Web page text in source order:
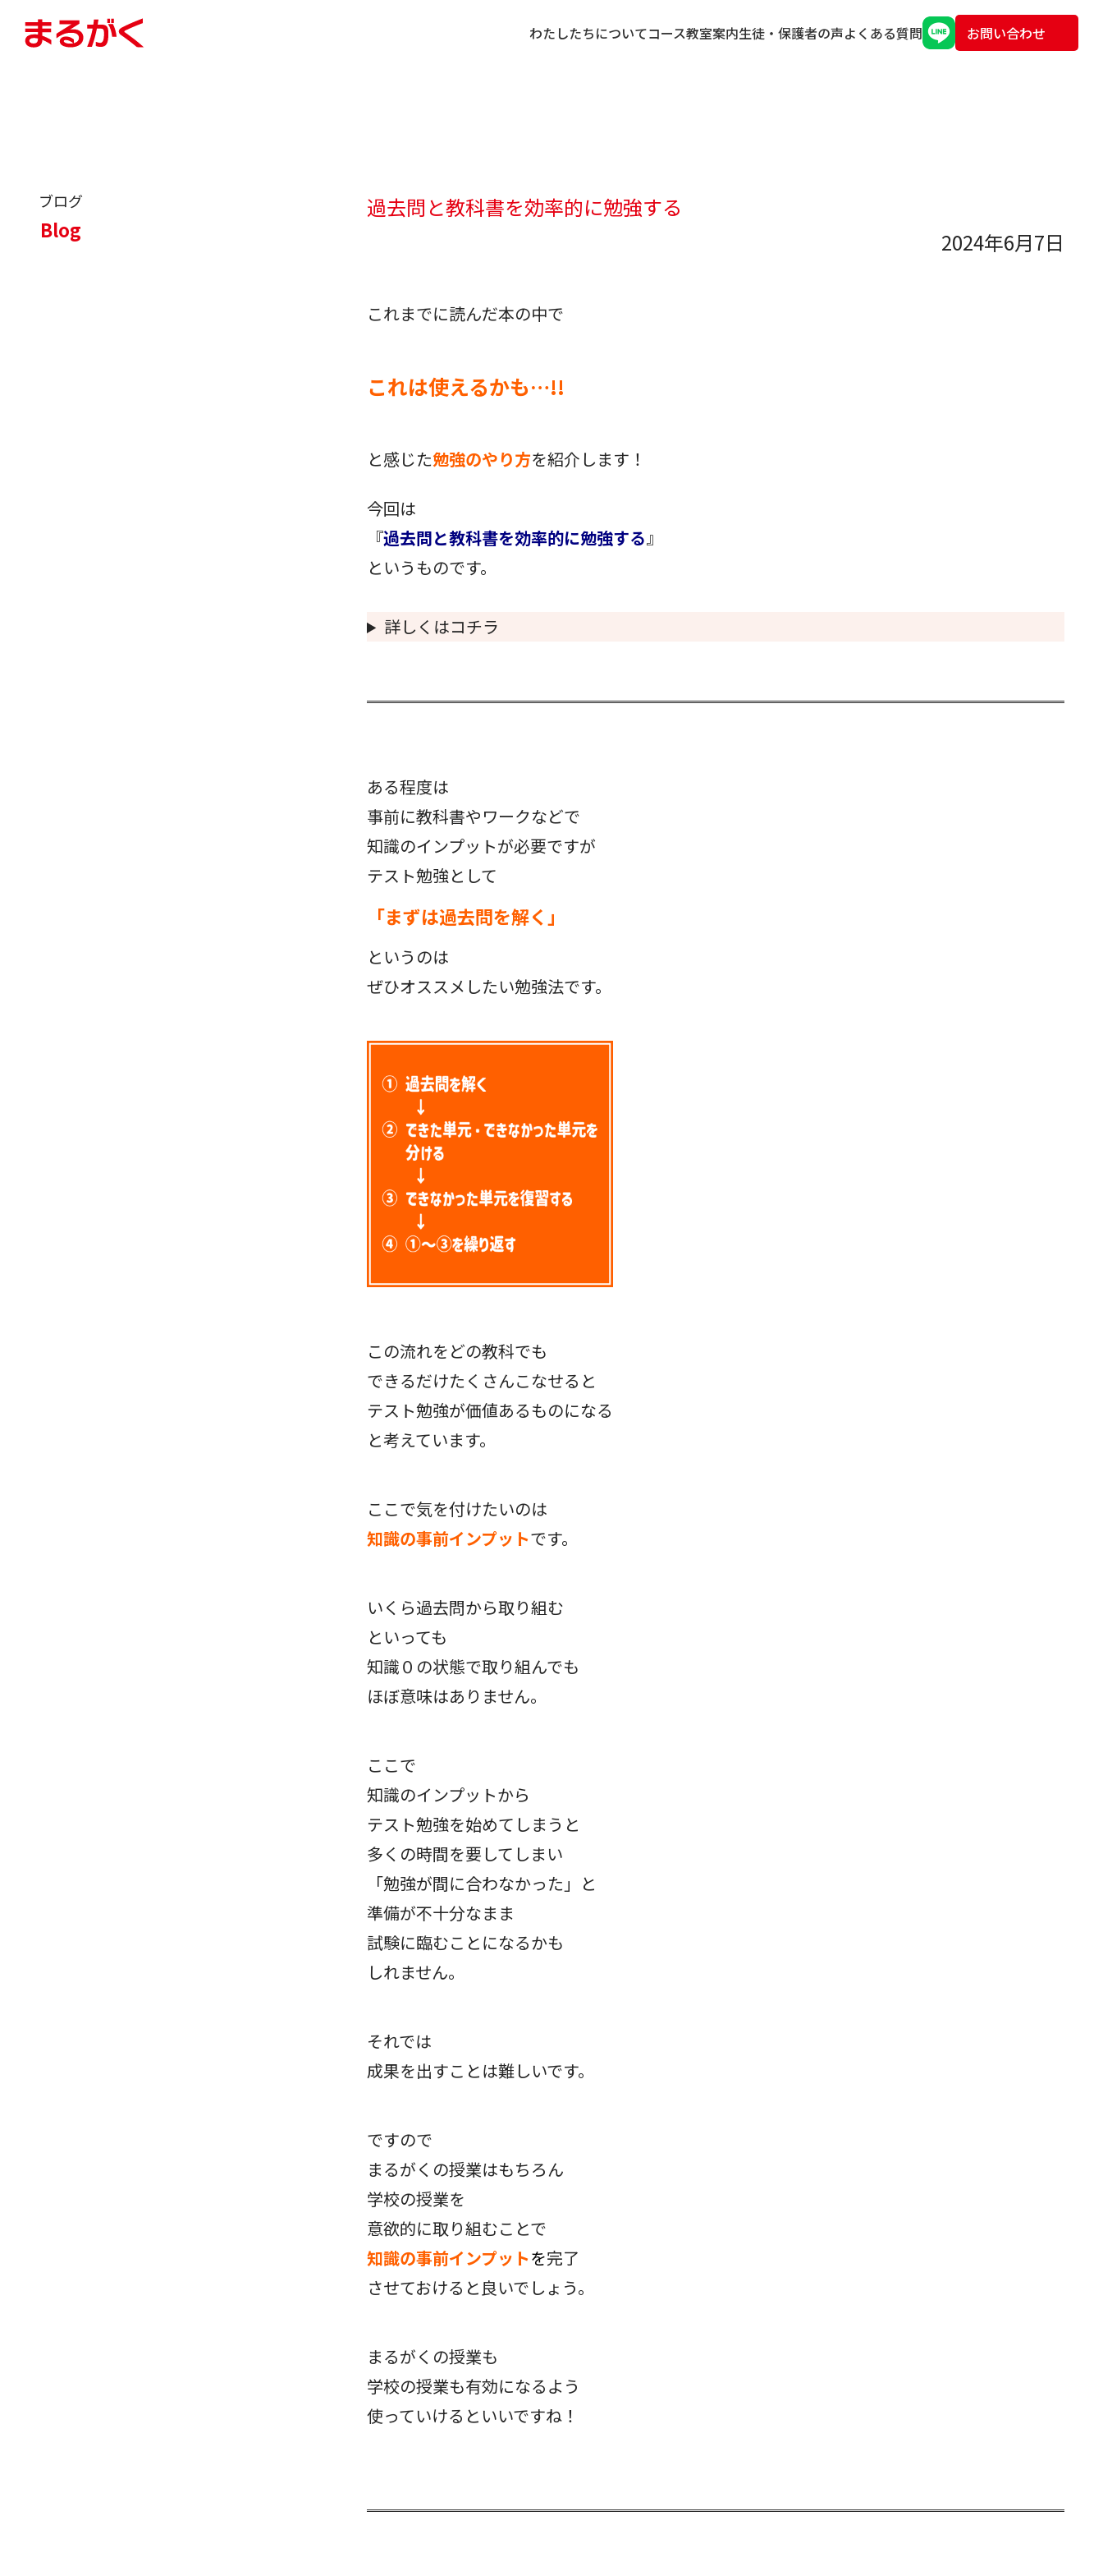
わたしたちについてコース教室案内生徒・保護者の声よくある質問 お問い合わせ
ブログ
Blog
過去問と教科書を効率的に勉強する
2024年6月7日
これまでに読んだ本の中で
これは使えるかも…!!
と感じた勉強のやり方を紹介します！
今回は
『過去問と教科書を効率的に勉強する』
というものです。
詳しくはコチラ
ある程度は
事前に教科書やワークなどで
知識のインプットが必要ですが
テスト勉強として
「まずは過去問を解く」
というのは
ぜひオススメしたい勉強法です。
この流れをどの教科でも
できるだけたくさんこなせると
テスト勉強が価値あるものになる
と考えています。
ここで気を付けたいのは
知識の事前インプットです。
いくら過去問から取り組む
といっても
知識０の状態で取り組んでも
ほぼ意味はありません。
ここで
知識のインプットから
テスト勉強を始めてしまうと
多くの時間を要してしまい
「勉強が間に合わなかった」と
準備が不十分なまま
試験に臨むことになるかも
しれません。
それでは
成果を出すことは難しいです。
ですので
まるがくの授業はもちろん
学校の授業を
意欲的に取り組むことで
知識の事前インプットを完了
させておけると良いでしょう。
まるがくの授業も
学校の授業も有効になるよう
使っていけるといいですね！